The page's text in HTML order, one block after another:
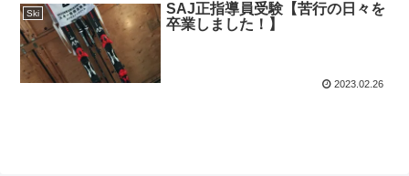
Ski
SAJ正指導員受験【苦行の日々を
卒業しました！】
2023.02.26